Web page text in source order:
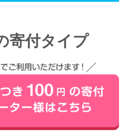
寄付タイプ